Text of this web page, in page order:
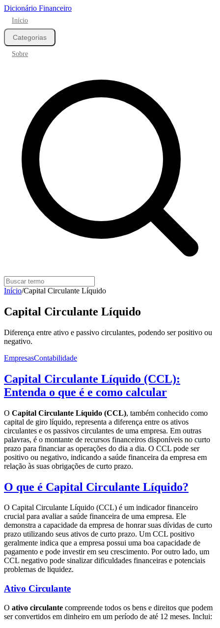
Dicionário Financeiro
Início
Categorias
Sobre
Início/Capital Circulante Líquido
Capital Circulante Líquido
Diferença entre ativo e passivo circulantes, podendo ser positivo ou
negativo.
EmpresasContabilidade
Capital Circulante Líquido (CCL):
Entenda o que é e como calcular
O Capital Circulante Líquido (CCL), também conhecido como
capital de giro líquido, representa a diferença entre os ativos
circulantes e os passivos circulantes de uma empresa. Em outras
palavras, é o montante de recursos financeiros disponíveis no curto
prazo para financiar as operações do dia a dia. O CCL pode ser
positivo ou negativo, indicando a saúde financeira da empresa em
relação às suas obrigações de curto prazo.
O que é Capital Circulante Líquido?
O Capital Circulante Líquido (CCL) é um indicador financeiro
crucial para avaliar a saúde financeira de uma empresa. Ele
demonstra a capacidade da empresa de honrar suas dívidas de curto
prazo utilizando seus ativos de curto prazo. Um CCL positivo
geralmente indica que a empresa possui uma boa capacidade de
pagamento e pode investir em seu crescimento. Por outro lado, um
CCL negativo pode sinalizar dificuldades financeiras e potenciais
problemas de liquidez.
Ativo Circulante
O ativo circulante compreende todos os bens e direitos que podem
ser convertidos em dinheiro em um período de até 12 meses. Inclui: